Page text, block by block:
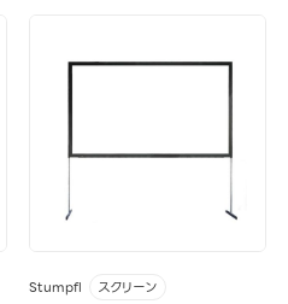
Stumpfl スクリーン